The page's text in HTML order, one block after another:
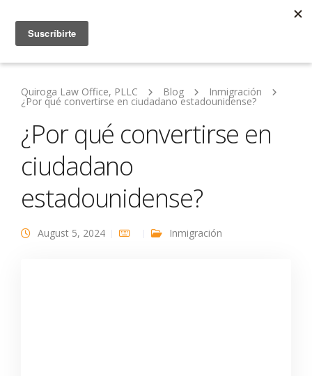
Quiroga Law Office, PLLC Blog Inmigración
¿Por qué convertirse en ciudadano estadounidense?
¿Por qué convertirse en
ciudadano
estadounidense?
August 5, 2024 Inmigración